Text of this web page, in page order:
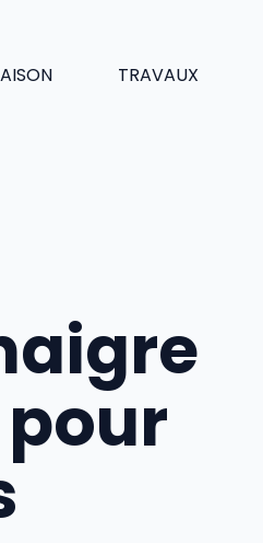
TRAVAUX